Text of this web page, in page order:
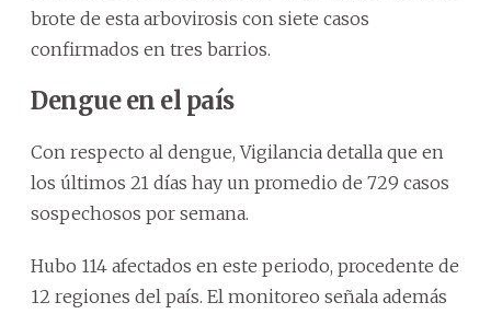
brote de esta arbovirosis con siete casos
confirmados en tres barrios.
Dengue en el país
Con respecto al dengue, Vigilancia detalla que en
los últimos 21 días hay un promedio de 729 casos
sospechosos por semana.
Hubo 114 afectados en este periodo, procedente de
12 regiones del país. El monitoreo señala además